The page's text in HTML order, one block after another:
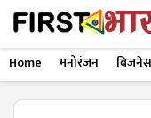
Home मनोरंजन बिज़नेस